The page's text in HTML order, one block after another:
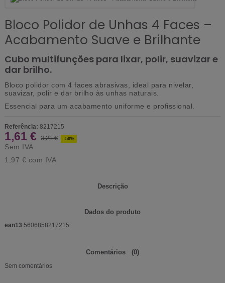
Bloco Polidor de Unhas 4 Faces –
Acabamento Suave e Brilhante
Cubo multifunções para lixar, polir, suavizar e
dar brilho.
Bloco polidor com 4 faces abrasivas, ideal para nivelar,
suavizar, polir e dar brilho às unhas naturais.
Essencial para um acabamento uniforme e profissional.
Referência: 8217215
1,61 € 3,21 € -50%
Sem IVA
1,97 € com IVA
Descrição
Dados do produto
ean13 5606858217215
Comentários (0)
Sem comentários